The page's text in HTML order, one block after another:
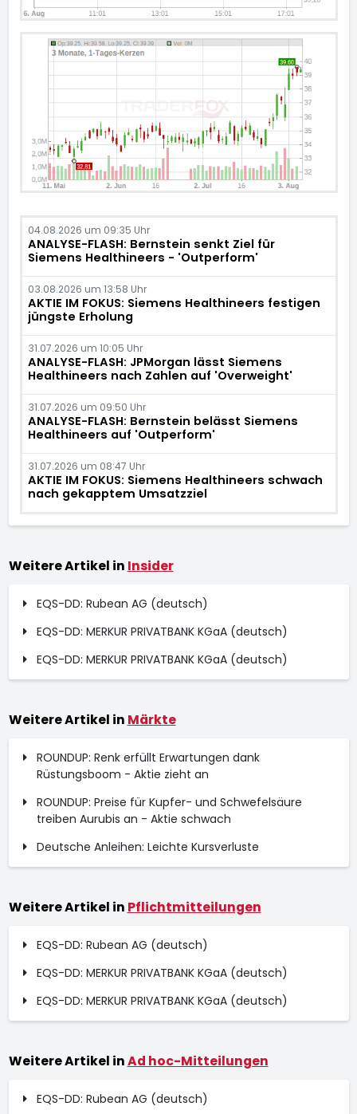
04.08.2026 um 09:35 Uhr
ANALYSE-FLASH: Bernstein senkt Ziel für
Siemens Healthineers - 'Outperform'
03.08.2026 um 13:58 Uhr
AKTIE IM FOKUS: Siemens Healthineers festigen
jüngste Erholung
31.07.2026 um 10:05 Uhr
ANALYSE-FLASH: JPMorgan lässt Siemens
Healthineers nach Zahlen auf 'Overweight'
31.07.2026 um 09:50 Uhr
ANALYSE-FLASH: Bernstein belässt Siemens
Healthineers auf 'Outperform'
31.07.2026 um 08:47 Uhr
AKTIE IM FOKUS: Siemens Healthineers schwach
nach gekapptem Umsatzziel
Weitere Artikel in Insider
EQS-DD: Rubean AG (deutsch)
EQS-DD: MERKUR PRIVATBANK KGaA (deutsch)
EQS-DD: MERKUR PRIVATBANK KGaA (deutsch)
Weitere Artikel in Märkte
ROUNDUP: Renk erfüllt Erwartungen dank
Rüstungsboom - Aktie zieht an
ROUNDUP: Preise für Kupfer- und Schwefelsäure
treiben Aurubis an - Aktie schwach
Deutsche Anleihen: Leichte Kursverluste
Weitere Artikel in Pflichtmitteilungen
EQS-DD: Rubean AG (deutsch)
EQS-DD: MERKUR PRIVATBANK KGaA (deutsch)
EQS-DD: MERKUR PRIVATBANK KGaA (deutsch)
Weitere Artikel inAd hoc-Mitteilungen
EQS-DD: Rubean AG (deutsch)